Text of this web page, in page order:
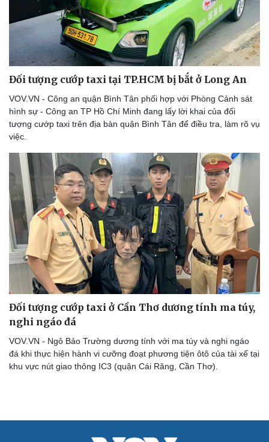
Tư vấn
Săn Tour
check-in
Câu chuyện thời sự
Đọc truyện đêm khuya
Cửa sổ tình yêu
Kể chuyện cho bé
Hạt giống tâm hồn
Đối tượng cướp taxi tại TP.HCM bị bắt ở Long An
VOV.VN - Công an quận Bình Tân phối hợp với Phòng Cảnh sát
hình sự - Công an TP Hồ Chí Minh đang lấy lời khai của đối
tượng cướp taxi trên địa bàn quận Bình Tân để điều tra, làm rõ vụ
việc.
Đối tượng cướp taxi ở Cần Thơ dương tính ma túy,
nghi ngáo đá
VOV.VN - Ngô Bảo Trường dương tính với ma túy và nghi ngáo
đá khi thực hiện hành vi cưỡng đoạt phương tiện ôtô của tài xế tại
khu vực nút giao thông IC3 (quận Cái Răng, Cần Thơ).